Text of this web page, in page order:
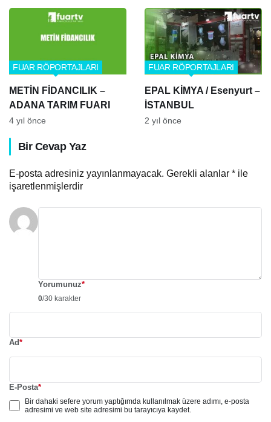
METİN FİDANCILIK –
ADANA TARIM FUARI
FUAR RÖPORTAJLARI
4 yıl önce
EPAL KİMYA / Esenyurt –
İSTANBUL
FUAR RÖPORTAJLARI
2 yıl önce
Bir Cevap Yaz
E-posta adresiniz yayınlanmayacak. Gerekli alanlar * ile
işaretlenmişlerdir
Yorumunuz*
0/30 karakter
Ad*
E-Posta*
Bir dahaki sefere yorum yaptığımda kullanılmak üzere adımı, e-posta
adresimi ve web site adresimi bu tarayıcıya kaydet.